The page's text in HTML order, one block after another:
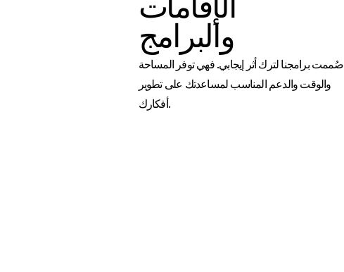
الإقامات
والبرامج
صُممت برامجنا لترك أثر إيجابي. فهي توفر المساحة
والوقت والدعم المناسب لمساعدتك على تطوير
أفكارك.